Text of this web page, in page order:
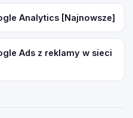
Analytics [Najnowsze]
Ads z reklamy w sieci